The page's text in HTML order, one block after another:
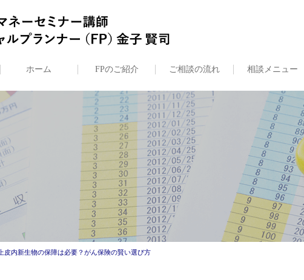
ホーム FPのご紹介 ご相談の流れ 相談メニュー
上皮内新生物の保障は必要？がん保険の賢い選び方